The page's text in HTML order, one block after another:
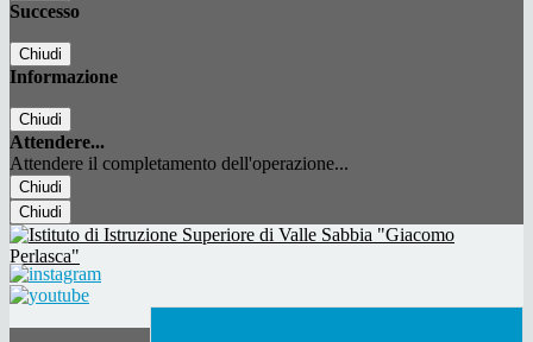
Successo
Chiudi
Informazione
Chiudi
Attendere...
Attendere il completamento dell'operazione...
Chiudi
Chiudi